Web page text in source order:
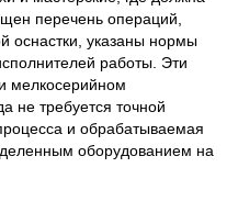
перечень операций,
оснастки, указаны нормы
работы. Эти
мелкосерийном
не требуется точной
и обрабатываемая
оборудованием на